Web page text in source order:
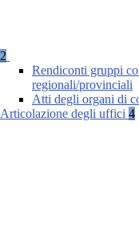
2
Rendiconti gruppi
regionali/provinciali
Atti degli organi di
Articolazione degli uffici 4